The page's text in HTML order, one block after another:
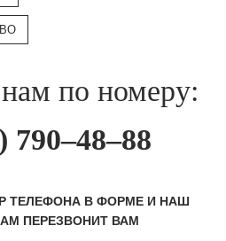
по номеру:
790–48–88
ТЕЛЕФОНА В ФОРМЕ И НАШ
ПЕРЕЗВОНИТ ВАМ